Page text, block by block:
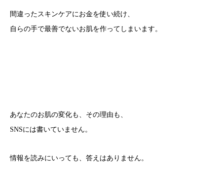
間違ったスキンケアにお金を使い続け、
自らの手で最善でないお肌を作ってしまいます。
あなたのお肌の変化も、その理由も、
SNSには書いていません。
情報を読みにいっても、答えはありません。